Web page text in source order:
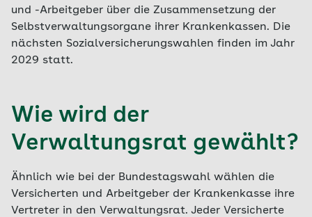
und -Arbeitgeber über die Zusammensetzung der
Selbstverwaltungsorgane ihrer Krankenkassen. Die
nächsten Sozialversicherungswahlen finden im Jahr
2029 statt.
Wie wird der
Verwaltungsrat gewählt?
Ähnlich wie bei der Bundestagswahl wählen die
Versicherten und Arbeitgeber der Krankenkasse ihre
Vertreter in den Verwaltungsrat. Jeder Versicherte